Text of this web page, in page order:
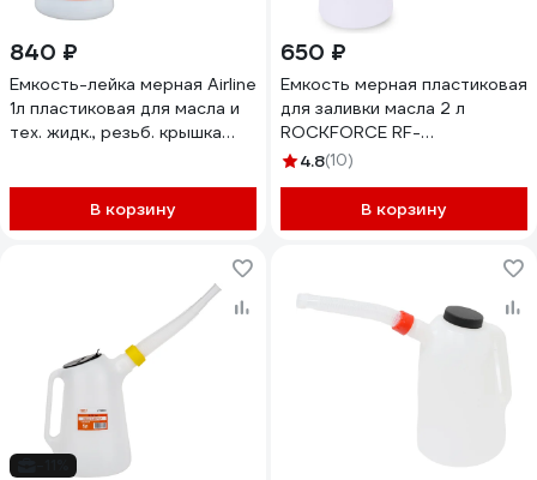
840 ₽
Емкость-лейка мерная Airline
1л пластиковая для масла и
тех. жидк., резьб. крышка
В корзину
650 ₽
Емкость мерная пластиковая
для заливки масла 2 л
ROCKFORCE RF-
887C002(17040)
4.8(10)
В корзину